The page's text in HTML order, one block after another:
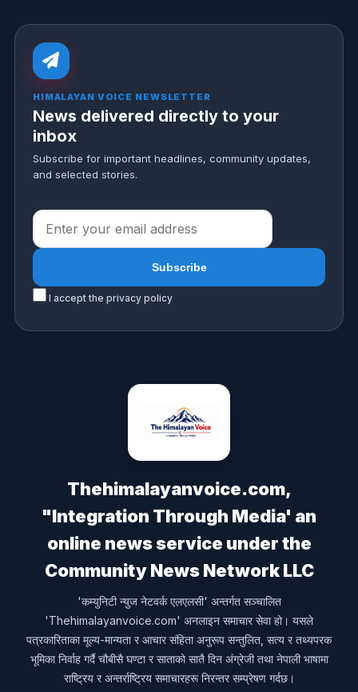
HIMALAYAN VOICE NEWSLETTER
News delivered directly to your
inbox
Subscribe for important headlines, community updates,
and selected stories.
I accept the privacy policy
Thehimalayanvoice.com,
"Integration Through Media' an
online news service under the
Community News Network LLC
'कम्युनिटी न्युज नेटवर्क एलएलसी' अन्तर्गत सञ्चालित
'Thehimalayanvoice.com' अनलाइन समाचार सेवा हो। यसले
पत्रकारिताका मूल्य-मान्यता र आचार संहिता अनुरूप सन्तुलित, सत्य र तथ्यपरक
भूमिका निर्वाह गर्दै चौबीसै घण्टा र साताको सातै दिन अंग्रेजी तथा नेपाली भाषामा
राष्ट्रिय र अन्तर्राष्ट्रिय समाचारहरू निरन्तर सम्प्रेषण गर्दछ।